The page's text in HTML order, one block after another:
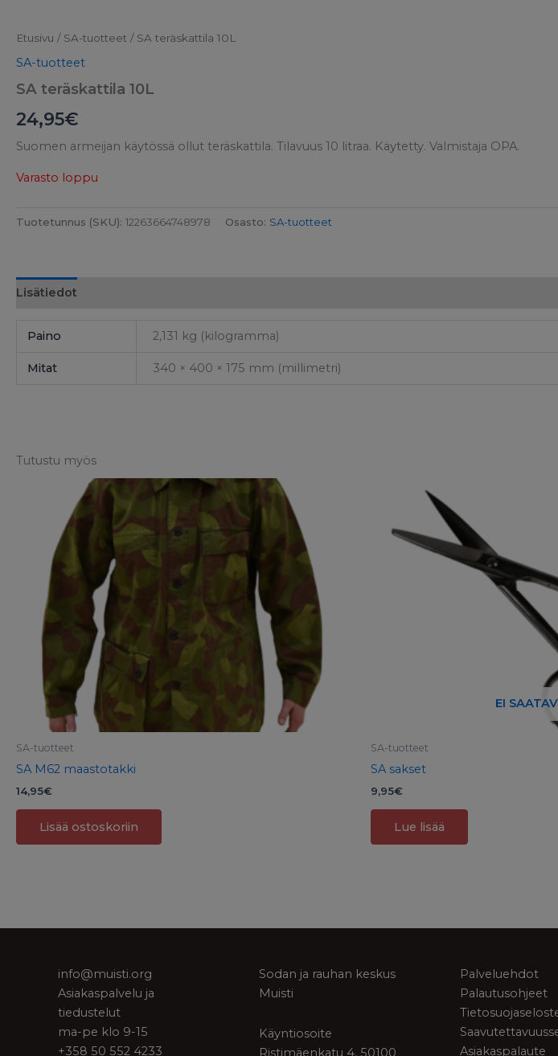
Etusivu / SA-tuotteet / SA teräskattila 10L
SA-tuotteet
SA teräskattila 10L
24,95€
Suomen armeijan käytössä ollut teräskattila. Tilavuus 10 litraa. Käytetty. Valmistaja OPA.
Varasto loppu
Tuotetunnus (SKU): 12263664748978 Osasto: SA-tuotteet
Lisätiedot
Paino 2,131 kg (kilogramma)
Mitat 340 × 400 × 175 mm (millimetri)
Tutustu myös
SA-tuotteet
SA M62 maastotakki
14,95€
Lisää ostoskoriin
EI
SA-tuotteet
SA sakset
9,95€
Lue lisää
info@muisti.org
Asiakaspalvelu ja
tiedustelut
ma-pe klo 9-15
+358 50 552 4233
Sodan ja rauhan keskus
Muisti
Käyntiosoite
Ristimäenkatu 4, 50100
Palveluehdot
Palautusohjeet
Asiakaspalaute